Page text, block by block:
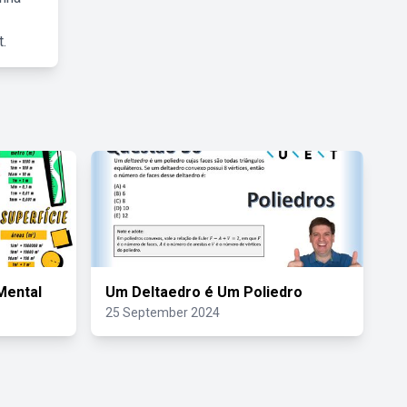
Um Deltaedro é Um Poliedro
25 September 2024